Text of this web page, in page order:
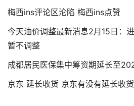
梅西ins评论区沦陷 梅西ins点赞
今天油价调整最新消息2月15日：
暂不调整
成都居民医保集中筹资期延长至
京东 延长收货 京东有没有延长收货